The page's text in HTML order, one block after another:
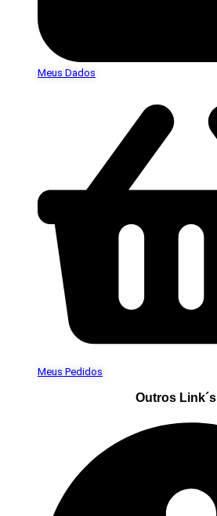
Meus Dados
Meus Pedidos
Outros Link´s